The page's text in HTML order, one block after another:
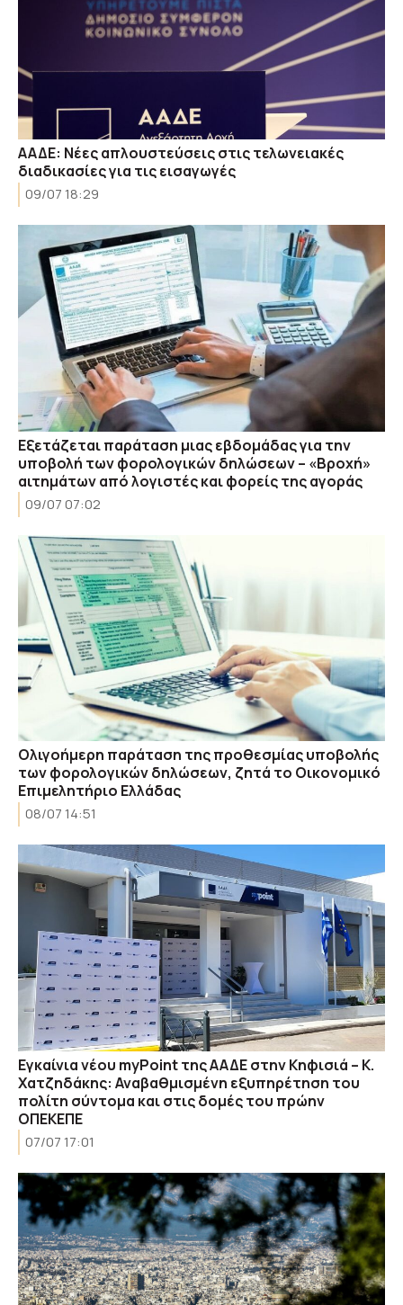
ΑΑΔΕ: Νέες απλουστεύσεις στις τελωνειακές
διαδικασίες για τις εισαγωγές
09/07 18:29
Εξετάζεται παράταση μιας εβδομάδας για την
υποβολή των φορολογικών δηλώσεων – «Βροχή»
αιτημάτων από λογιστές και φορείς της αγοράς
09/07 07:02
Ολιγοήμερη παράταση της προθεσμίας υποβολής
των φορολογικών δηλώσεων, ζητά το Οικονομικό
Επιμελητήριο Ελλάδας
08/07 14:51
Εγκαίνια νέου myPoint της ΑΑΔΕ στην Κηφισιά – Κ.
Χατζηδάκης: Αναβαθμισμένη εξυπηρέτηση του
πολίτη σύντομα και στις δομές του πρώην
ΟΠΕΚΕΠΕ
07/07 17:01